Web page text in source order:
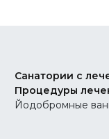
Санатории с
Процедуры
Йодобромные